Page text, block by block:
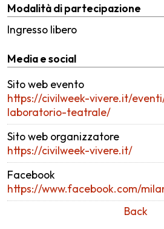
Modalità di partecipazione
Ingresso libero
Media e social
Sito web evento
https://civilweek-vivere.it/
laboratorio-teatrale/
Sito web organizzatore
https://civilweek-vivere.it/
Facebook
https://www.facebook.com/
Back